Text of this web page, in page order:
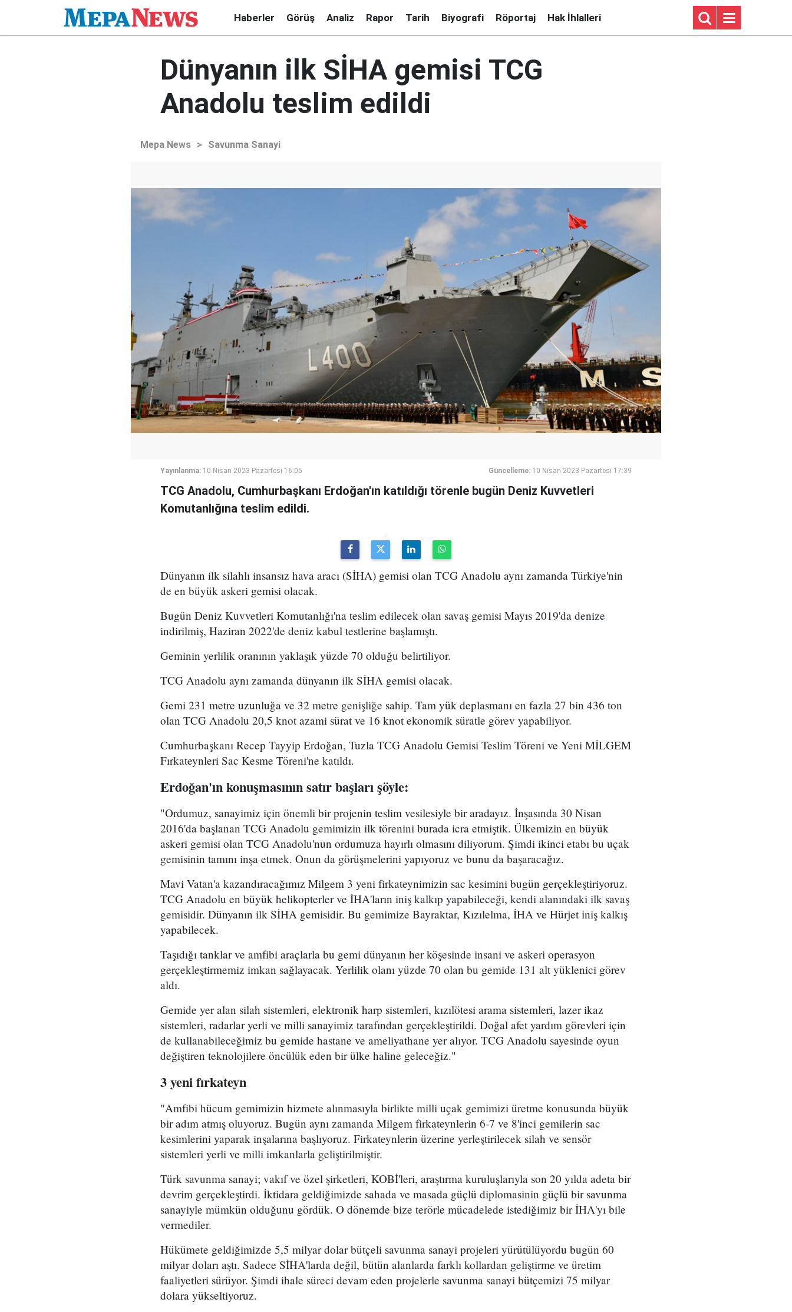
Haberler Görüş Analiz Rapor Tarih Biyografi Röportaj Hak İhlalleri
Dünyanın ilk SİHA gemisi TCG
Anadolu teslim edildi
Mepa News > Savunma Sanayi
Yayınlanma: 10 Nisan 2023 Pazartesi 16:05 Güncelleme: 10 Nisan 2023 Pazartesi 17:39
TCG Anadolu, Cumhurbaşkanı Erdoğan'ın katıldığı törenle bugün Deniz Kuvvetleri
Komutanlığına teslim edildi.
Dünyanın ilk silahlı insansız hava aracı (SİHA) gemisi olan TCG Anadolu aynı zamanda Türkiye'nin
de en büyük askeri gemisi olacak.
Bugün Deniz Kuvvetleri Komutanlığı'na teslim edilecek olan savaş gemisi Mayıs 2019'da denize
indirilmiş, Haziran 2022'de deniz kabul testlerine başlamıştı.
Geminin yerlilik oranının yaklaşık yüzde 70 olduğu belirtiliyor.
TCG Anadolu aynı zamanda dünyanın ilk SİHA gemisi olacak.
Gemi 231 metre uzunluğa ve 32 metre genişliğe sahip. Tam yük deplasmanı en fazla 27 bin 436 ton
olan TCG Anadolu 20,5 knot azami sürat ve 16 knot ekonomik süratle görev yapabiliyor.
Cumhurbaşkanı Recep Tayyip Erdoğan, Tuzla TCG Anadolu Gemisi Teslim Töreni ve Yeni MİLGEM
Fırkateynleri Sac Kesme Töreni'ne katıldı.
Erdoğan'ın konuşmasının satır başları şöyle:
"Ordumuz, sanayimiz için önemli bir projenin teslim vesilesiyle bir aradayız. İnşasında 30 Nisan
2016'da başlanan TCG Anadolu gemimizin ilk törenini burada icra etmiştik. Ülkemizin en büyük
askeri gemisi olan TCG Anadolu'nun ordumuza hayırlı olmasını diliyorum. Şimdi ikinci etabı bu uçak
gemisinin tamını inşa etmek. Onun da görüşmelerini yapıyoruz ve bunu da başaracağız.
Mavi Vatan'a kazandıracağımız Milgem 3 yeni firkateynimizin sac kesimini bugün gerçekleştiriyoruz.
TCG Anadolu en büyük helikopterler ve İHA'ların iniş kalkıp yapabileceği, kendi alanındaki ilk savaş
gemisidir. Dünyanın ilk SİHA gemisidir. Bu gemimize Bayraktar, Kızılelma, İHA ve Hürjet iniş kalkış
yapabilecek.
Taşıdığı tanklar ve amfibi araçlarla bu gemi dünyanın her köşesinde insani ve askeri operasyon
gerçekleştirmemiz imkan sağlayacak. Yerlilik olanı yüzde 70 olan bu gemide 131 alt yüklenici görev
aldı.
Gemide yer alan silah sistemleri, elektronik harp sistemleri, kızılötesi arama sistemleri, lazer ikaz
sistemleri, radarlar yerli ve milli sanayimiz tarafından gerçekleştirildi. Doğal afet yardım görevleri için
de kullanabileceğimiz bu gemide hastane ve ameliyathane yer alıyor. TCG Anadolu sayesinde oyun
değiştiren teknolojilere öncülük eden bir ülke haline geleceğiz."
3 yeni fırkateyn
"Amfibi hücum gemimizin hizmete alınmasıyla birlikte milli uçak gemimizi üretme konusunda büyük
bir adım atmış oluyoruz. Bugün aynı zamanda Milgem firkateynlerin 6-7 ve 8'inci gemilerin sac
kesimlerini yaparak inşalarına başlıyoruz. Firkateynlerin üzerine yerleştirilecek silah ve sensör
sistemleri yerli ve milli imkanlarla geliştirilmiştir.
Türk savunma sanayi; vakıf ve özel şirketleri, KOBİ'leri, araştırma kuruluşlarıyla son 20 yılda adeta bir
devrim gerçekleştirdi. İktidara geldiğimizde sahada ve masada güçlü diplomasinin güçlü bir savunma
sanayiyle mümkün olduğunu gördük. O dönemde bize terörle mücadelede istediğimiz bir İHA'yı bile
vermediler.
Hükümete geldiğimizde 5,5 milyar dolar bütçeli savunma sanayi projeleri yürütülüyordu bugün 60
milyar doları aştı. Sadece SİHA'larda değil, bütün alanlarda farklı kollardan geliştirme ve üretim
faaliyetleri sürüyor. Şimdi ihale süreci devam eden projelerle savunma sanayi bütçemizi 75 milyar
dolara yükseltiyoruz.